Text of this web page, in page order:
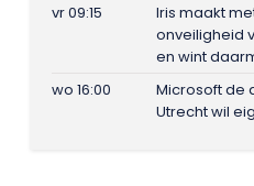
vr 09:15
Iris maakt
onveiligheid
en wint
wo 16:00
Microsoft de
Utrecht wil